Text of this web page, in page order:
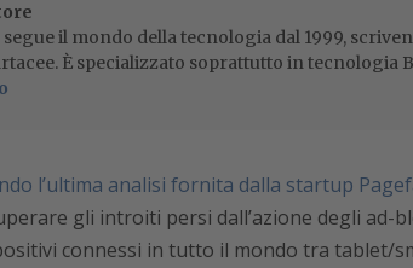
il mondo della tecnologia dal 1999,
È specializzato soprattutto in tecnologia
l’ultima analisi fornita dalla startup
gli introiti persi dall’azione degli ad-
connessi in tutto il mondo tra tablet/